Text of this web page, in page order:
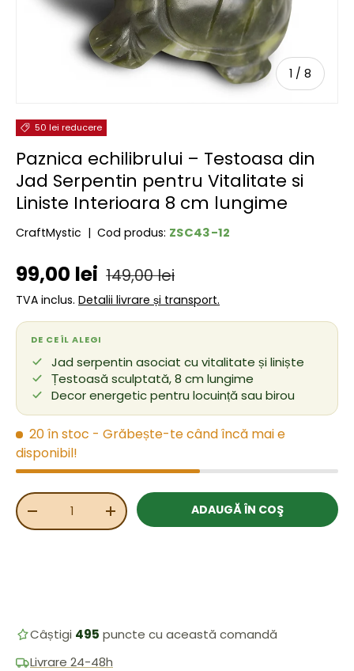
1 / de
8
50 lei reducere
Paznica echilibrului – Testoasa din
Jad Serpentin pentru Vitalitate si
Liniste Interioara 8 cm lungime
CraftMystic | Cod produs: ZSC43-12
Preț de vânzare
99,00 lei Preț obișnuit
149,00 lei
TVA inclus. Detalii livrare și transport.
DE CE ÎL ALEGI
Jad serpentin asociat cu vitalitate și liniște
Țestoasă sculptată, 8 cm lungime
Decor energetic pentru locuință sau birou
20 în stoc - Grăbește-te când încă mai e
disponibil!
Cant.
REDUCEȚI CANTITATEAMĂRIȚI CANTITATEAADAUGĂ ÎN COŞ
Câștigi 495 puncte cu această comandă
Livrare 24-48h